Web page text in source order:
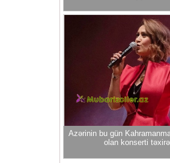
Azərinin bu gün
olan konserti təxirə